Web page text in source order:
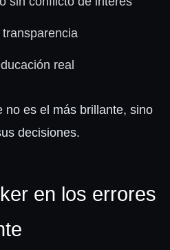
real
no es el más brillante, sino
decisiones.
en los errores